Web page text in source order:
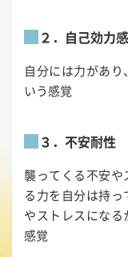
２．自己効力感
自分には力があ
いう感覚
３．不安耐性
襲ってくる不安
る力を自分は持
やストレスにな
感覚